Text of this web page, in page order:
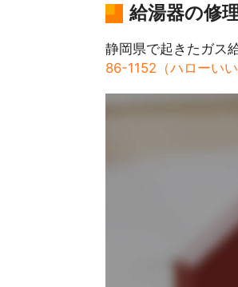
給湯器の修
静岡県で起きたガス
86-1152（ハローいい